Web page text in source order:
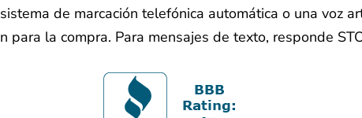
de marcación telefónica automática o una voz
la compra. Para mensajes de texto, responde